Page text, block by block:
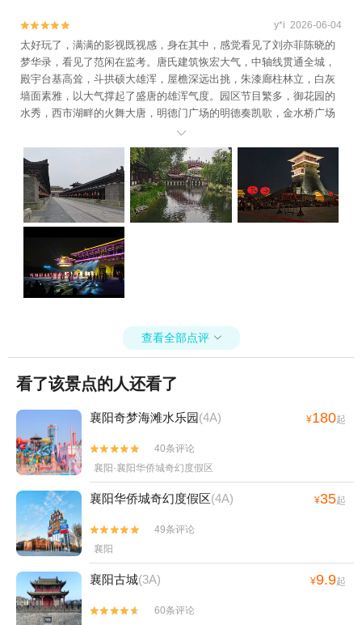

 y*i 2026-06-04
太好玩了，满满的影视既视感，身在其中，感觉看见了刘亦菲陈晓的
梦华录，看见了范闲在监考。唐氏建筑恢宏大气，中轴线贯通全城，
殿宇台基高耸，斗拱硕大雄浑，屋檐深远出挑，朱漆廊柱林立，白灰
墙面素雅，以大气撑起了盛唐的雄浑气度。园区节目繁多，御花园的
水秀，西市湖畔的火舞大唐，明德门广场的明德奏凯歌，金水桥广场
的朱雀展国威，流光璀璨，星河落阙，气势磅礴、盛景恢弘，让人目
不暇接，流连忘返。

查看全部点评 
看了该景点的人还看了
襄阳奇梦海滩水乐园(4A) ¥180起


40条评论
襄阳·襄阳华侨城奇幻度假区
襄阳华侨城奇幻度假区(4A) ¥35起


49条评论
襄阳
襄阳古城(3A) ¥9.9起


60条评论